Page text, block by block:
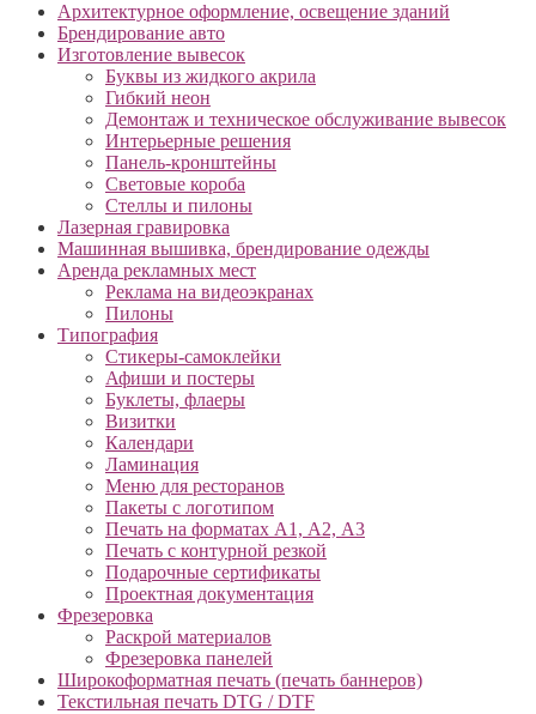
Архитектурное оформление, освещение зданий
Брендирование авто
Изготовление вывесок
Буквы из жидкого акрила
Гибкий неон
Демонтаж и техническое обслуживание вывесок
Интерьерные решения
Панель-кронштейны
Световые короба
Стеллы и пилоны
Лазерная гравировка
Машинная вышивка, брендирование одежды
Аренда рекламных мест
Реклама на видеоэкранах
Пилоны
Типография
Cтикеры-самоклейки
Афиши и постеры
Буклеты, флаеры
Визитки
Календари
Ламинация
Меню для ресторанов
Пакеты с логотипом
Печать на форматах А1, А2, А3
Печать с контурной резкой
Подарочные сертификаты
Проектная документация
Фрезеровка
Раскрой материалов
Фрезеровка панелей
Широкоформатная печать (печать баннеров)
Текстильная печать DTG / DTF